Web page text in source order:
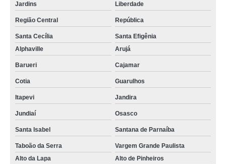
Jardins Liberdade
Região Central República
Santa Cecília
Santa Efigênia
Alphaville
Arujá
Barueri Cajamar
Cotia Guarulhos
Itapevi Jandira
Jundiaí Osasco
Santa Isabel Santana de Parnaíba
Taboão da Serra
Vargem Grande Paulista
Alto da Lapa
Alto de Pinheiros